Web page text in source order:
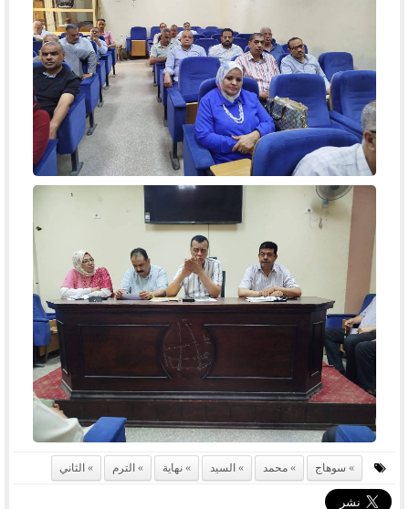
سوهاج محمد السيد نهاية الترم الثاني